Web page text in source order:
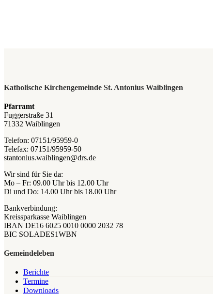
Katholische Kirchengemeinde St. Antonius Waiblingen
Pfarramt
Fuggerstraße 31
71332 Waiblingen
Telefon: 07151/95959-0
Telefax: 07151/95959-50
stantonius.waiblingen@drs.de
Wir sind für Sie da:
Mo – Fr: 09.00 Uhr bis 12.00 Uhr
Di und Do: 14.00 Uhr bis 18.00 Uhr
Bankverbindung:
Kreissparkasse Waiblingen
IBAN DE16 6025 0010 0000 2032 78
BIC SOLADES1WBN
Gemeindeleben
Berichte
Termine
Downloads